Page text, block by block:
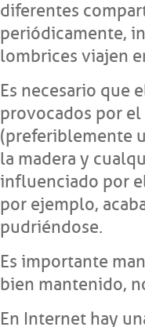
diferentes
periódicamente,
lombrices viajen
Es necesario que
provocados por
(preferiblemente
la madera y
influenciado por
por ejemplo,
pudriéndose.
Es importante
bien mantenido,
En Internet hay